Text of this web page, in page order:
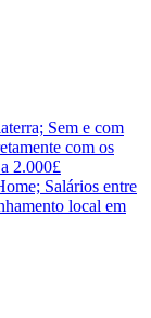
Sem e com
com os
2.000£
Salários entre
local em